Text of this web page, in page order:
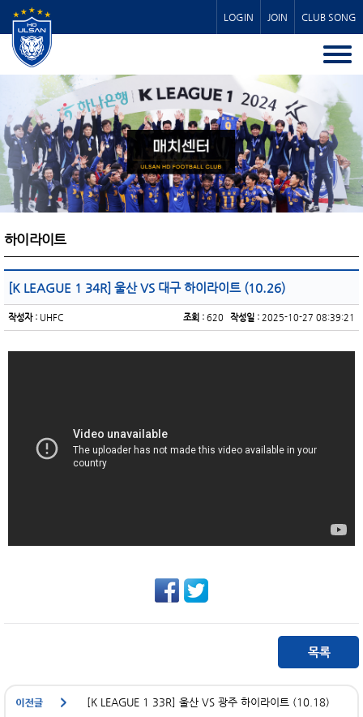
LOGIN JOIN CLUB SONG
하이라이트
[K LEAGUE 1 34R] 울산 VS 대구 하이라이트 (10.26)
작성자 : UHFC 작성일 : 2025-10-27 08:39:21
조회 : 620
[K LEAGUE 1 33R] 울산 VS 광주 하이라이트 (10.18)